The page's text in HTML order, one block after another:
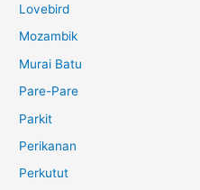
Lovebird
Mozambik
Murai Batu
Pare-Pare
Parkit
Perikanan
Perkutut